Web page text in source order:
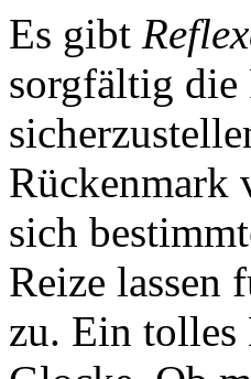
Es gibt
sorgfältig die
Rückenmark
sich
Reize lassen
zu. Ein tolles